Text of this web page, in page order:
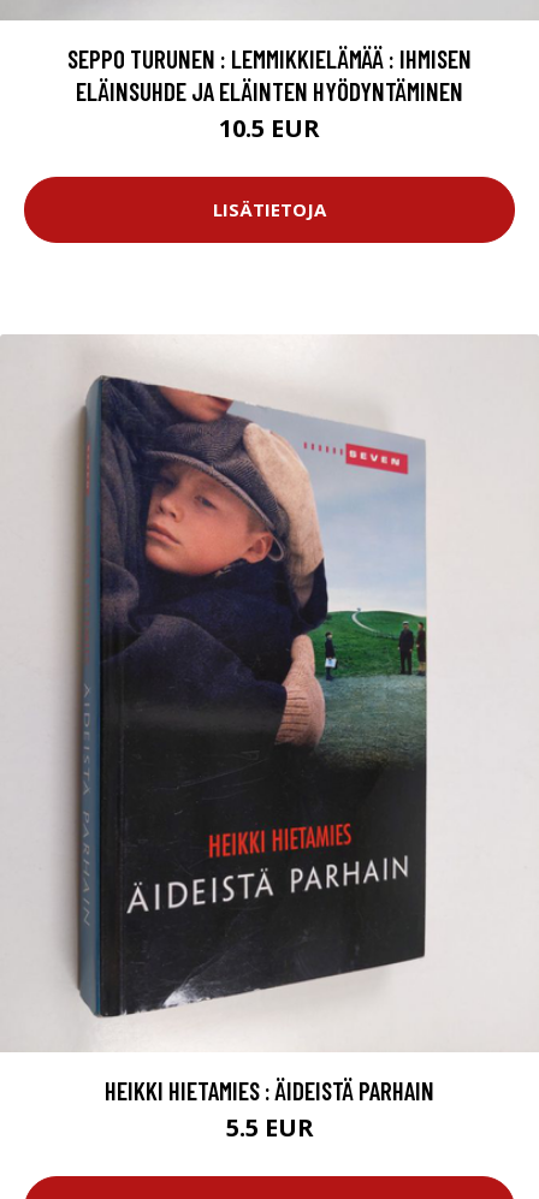
SEPPO TURUNEN : LEMMIKKIELÄMÄÄ : IHMISEN
ELÄINSUHDE JA ELÄINTEN HYÖDYNTÄMINEN
10.5 EUR
LISÄTIETOJA
HEIKKI HIETAMIES : ÄIDEISTÄ PARHAIN
5.5 EUR